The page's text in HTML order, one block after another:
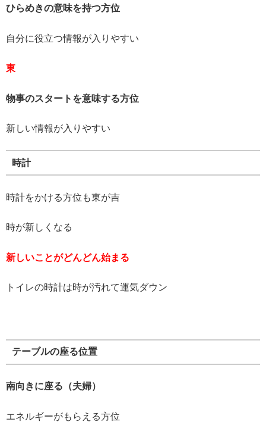
ひらめきの意味を持つ方位
自分に役立つ情報が入りやすい
東
物事のスタートを意味する方位
新しい情報が入りやすい
時計
時計をかける方位も東が吉
時が新しくなる
新しいことがどんどん始まる
トイレの時計は時が汚れて運気ダウン
テーブルの座る位置
南向きに座る（夫婦）
エネルギーがもらえる方位